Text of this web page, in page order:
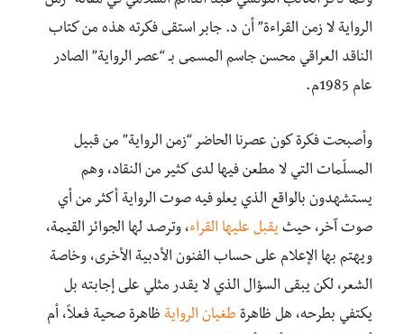
الرواية لا زمن القراءة” أن د. جابر استقى فكرته هذه من كتاب
الناقد العراقي محسن جاسم المسمى بـ “عصر الرواية” الصادر
عام 1985م.
وأصبحت فكرة كون عصرنا الحاضر “زمن الرواية” من قبيل
المسلّمات التي لا مطعن فيها لدى كثير من النقاد، وهم
يستشهدون بالواقع الذي يعلو فيه صوت الرواية أكثر من أي
صوت آخر، حيث يقبل عليها القراء، وترصد لها الجوائز القيمة،
ويهتم بها الإعلام على حساب الفنون الأدبية الأخرى، وخاصة
الشعر، لكن يبقى السؤال الذي لا يقدر مثلي على إجابته بل
يكتفي بطرحه، هل ظاهرة طغيان الرواية ظاهرة صحية فعلاً، أم